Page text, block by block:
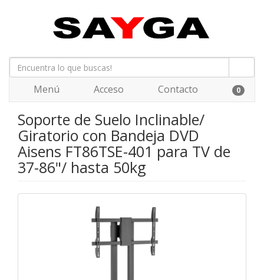
Menú Acceso Contacto 0
Soporte de Suelo Inclinable/
Giratorio con Bandeja DVD
Aisens FT86TSE-401 para TV de
37-86"/ hasta 50kg